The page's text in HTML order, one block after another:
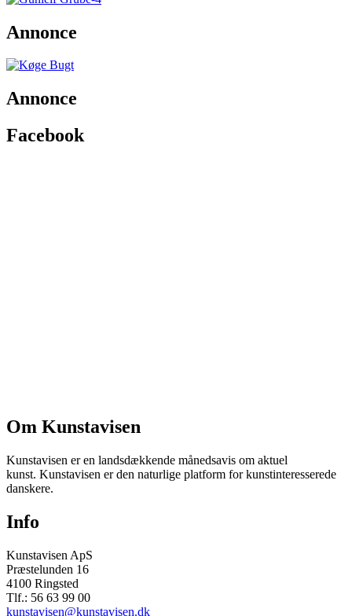
Annonce
Annonce
Facebook
Om Kunstavisen
Kunstavisen er en landsdækkende månedsavis om aktuel
kunst. Kunstavisen er den naturlige platform for kunstinteresserede
danskere.
Info
Kunstavisen ApS
Præstelunden 16
4100 Ringsted
Tlf.: 56 63 99 00
kunstavisen@kunstavisen.dk